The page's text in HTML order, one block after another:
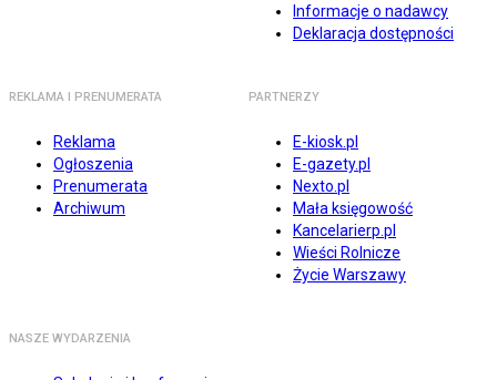
Informacje o nadawcy
Deklaracja dostępności
REKLAMA I PRENUMERATA
Reklama
Ogłoszenia
Prenumerata
Archiwum
PARTNERZY
E-kiosk.pl
E-gazety.pl
Nexto.pl
Mała księgowość
Kancelarierp.pl
Wieści Rolnicze
Życie Warszawy
NASZE WYDARZENIA